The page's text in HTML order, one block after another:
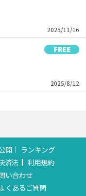
2025/11/16
2025/8/12
開
ランキング
済法
利用規約
い合わせ
くあるご質問